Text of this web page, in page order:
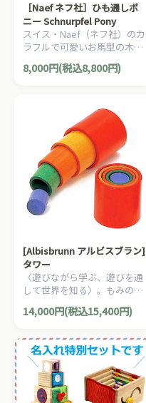
［Naef ネフ社］ひも通しポ
ニー Schnurpfel Pony
スイス・Naef（ネフ社）のカ
ラフルで可愛いお馬型の木製
ひも通し「ひも通しポニー」
です。お馬さんの可愛らしく
8,000円(税込8,800円)
[Albisbrunn アルビスブラン]
タワー
〈遊びながら学ぶ、遊びを通
して世界を知る〉。もみの木
マークが目印のスイス、アル
ビスブランの玩具です。
14,000円(税込15,400円)